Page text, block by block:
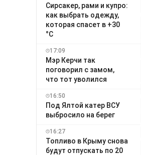
Сирсакер, рами и купро:
как выбрать одежду,
которая спасет в +30
°C
17:09
Мэр Керчи так
поговорил с замом,
что тот уволился
16:50
Под Ялтой катер ВСУ
выбросило на берег
16:27
Топливо в Крыму снова
будут отпускать по 20